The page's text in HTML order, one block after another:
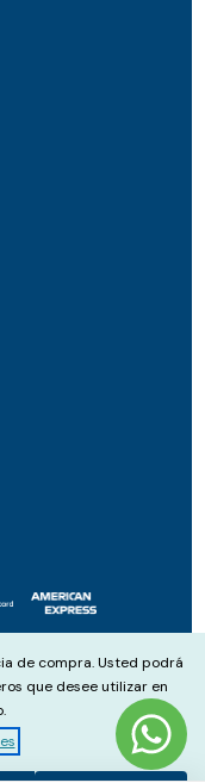
con:
de compra. Usted podrá
que desee utilizar en